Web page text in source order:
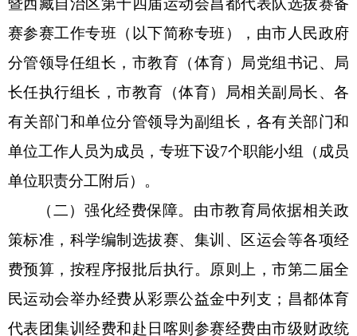
暨西藏自治区第十四届运动会昌都代表队选拔赛备
赛参赛工作专班 （以下简称专班），由市人民政府
分管领导任组长，市教育（体育）局党组 书记、局
长任执行组长，市教育（体育）局相关副局长、各
有关部门和单位分管领导为副组长，各有关部门和
单位工作人员为成员，专班下设7个职能小组
（成员
单位职责分工附后） 。
（二）强化经费保障。 由市教育局依据相关政
策标准，科学编制选拔赛、集训、区运会等各项经
费预算，按程序报批后执行。 原则上 ，市第二届全
民运动会举办经费从彩票公益金中列支；昌都体育
代表团集训经费和赴日喀则参赛经费由市级财政统